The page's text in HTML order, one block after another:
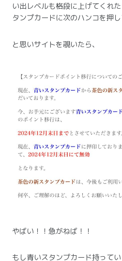
い出レベルも格段に上げてくれ
タンプカードに次のハンコを押
と思いサイトを覗いたら、
やばい！！急がねば！！
もし青いスタンプカード持って